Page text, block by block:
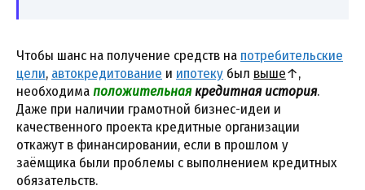
Чтобы шанс на получение средств на потребительские
цели, автокредитование и ипотеку был выше↑,
необходимаположительнаякредитная история.
Даже при наличии грамотной бизнес-идеи и
качественного проекта кредитные организации
откажут в финансировании, если в прошлом у
заёмщика были проблемы с выполнением кредитных
обязательств.